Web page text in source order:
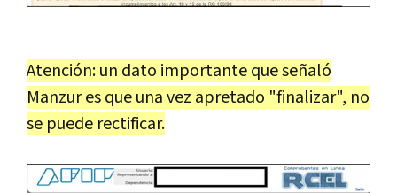
Atención: un dato importante que señaló
Manzur es que una vez apretado "finalizar", no
se puede rectificar.